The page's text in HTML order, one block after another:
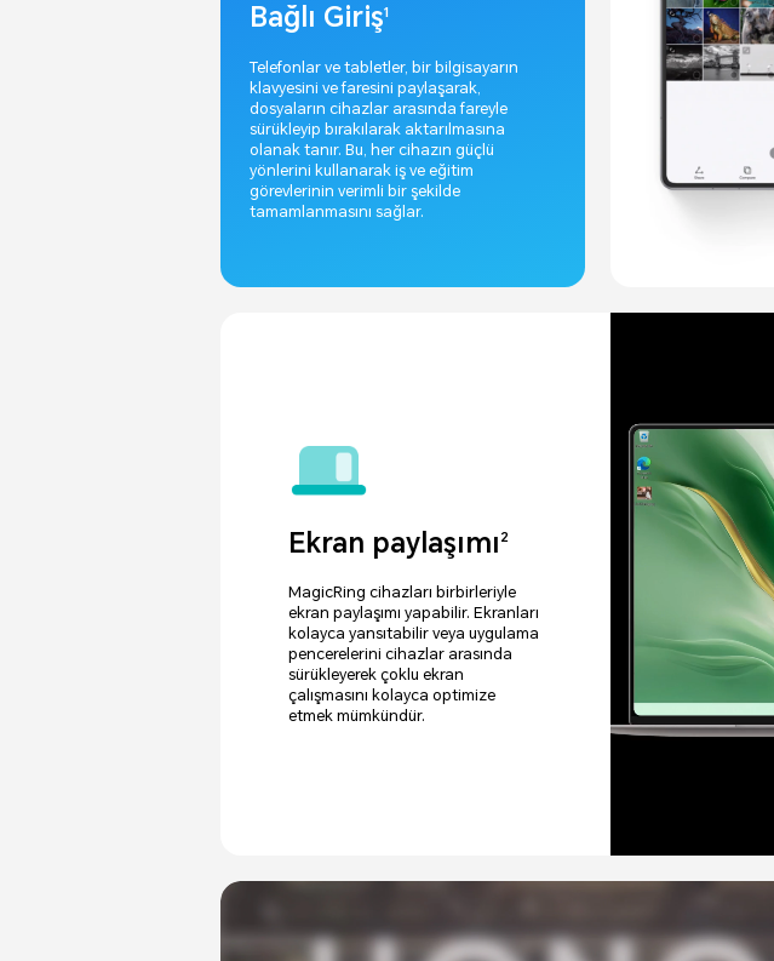
Bağlı Giriş1
Telefonlar ve tabletler, bir bilgisayarın
klavyesini ve faresini paylaşarak,
dosyaların cihazlar arasında fareyle
sürükleyip bırakılarak aktarılmasına
olanak tanır. Bu, her cihazın güçlü
yönlerini kullanarak iş ve eğitim
görevlerinin verimli bir şekilde
tamamlanmasını sağlar.
Ekran paylaşımı 2
MagicRing cihazları birbirleriyle
ekran paylaşımı yapabilir. Ekranları
kolayca yansıtabilir veya uygulama
pencerelerini cihazlar arasında
sürükleyerek çoklu ekran
çalışmasını kolayca optimize
etmek mümkündür.